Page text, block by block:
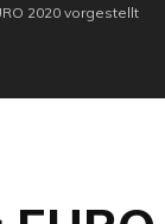
2020 vorgestellt